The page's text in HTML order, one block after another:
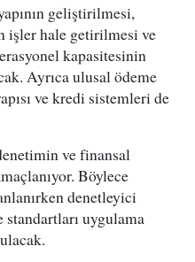
geliştirilmesi,
işler hale getirilmesi ve
kapasitesinin
Ayrıca ulusal ödeme
ve kredi sistemleri de
ve finansal
Böylece
denetleyici
uygulama